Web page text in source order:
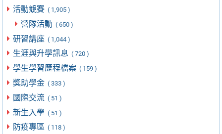
活動競賽 ( 1,905 )
營隊活動 ( 650 )
研習講座 ( 1,044 )
生涯與升學訊息 ( 720 )
學生學習歷程檔案 ( 159 )
獎助學金 ( 333 )
國際交流 ( 51 )
新生入學 ( 51 )
防疫專區 ( 118 )